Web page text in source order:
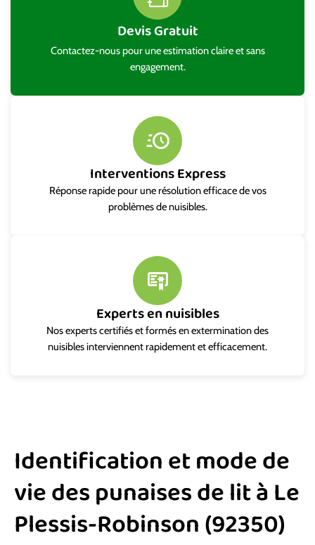
Devis Gratuit
Contactez-nous pour une estimation claire et sans
engagement.
Interventions Express
Réponse rapide pour une résolution efficace de vos
problèmes de nuisibles.
Experts en nuisibles
Nos experts certifiés et formés en extermination des
nuisibles interviennent rapidement et efficacement.
Identification et mode de
vie des punaises de lit à Le
Plessis-Robinson (92350)